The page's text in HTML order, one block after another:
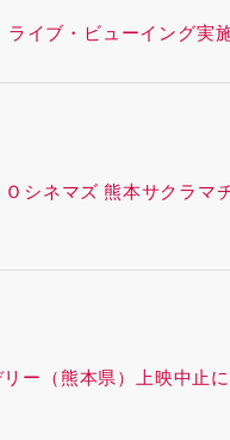
イブ・ビューイング実
シネマズ 熊本サクラマ
ー（熊本県）上映中止